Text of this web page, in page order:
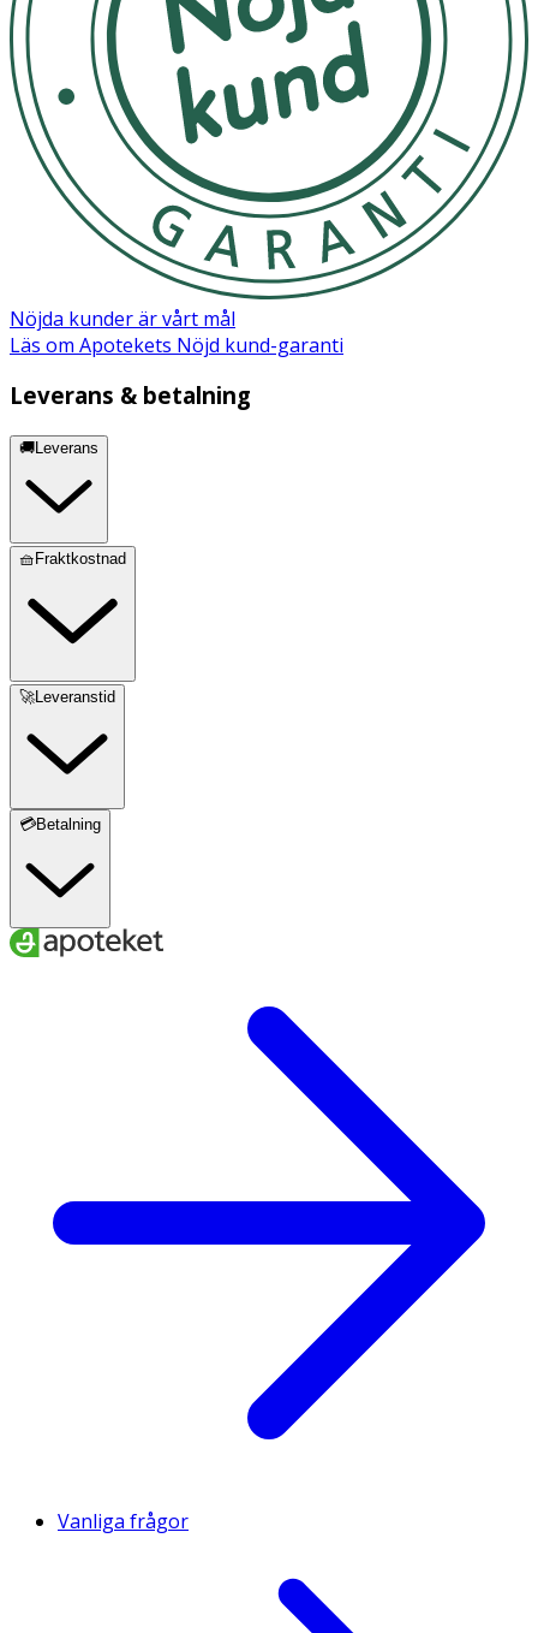
Acid, Urea, PEG-100 Stearate, Cetearyl Alcohol, Hydrated
Silica, Vitis Vinifera Seed Powder, Lactic Acid, Tocopheryl
Acetate, Glyceryl Stearate, Ethylhexylglycerin,
Phenoxyethanol, Limonene, Parfum, Glycolic Acid,
Cellulose Gum, Sodium Lactate, Sodium Cocoyl Apple
Amino Acids, Lavandula Angustifolia Oil, Eucalyptus
Globulus Leaf Oil, Litsea Cubeba Fruit Oil, Citral, Hexylene
Glycol, Linalool, Tetrasodium Glutamate Diacetate.
Fotvårdssalva: Aqua, Paraffinum Liquidum, Glycerin, Urea,
Petrolatum, Glyceryl Stearate, PEG-100 Stearate, Cetyl
Alcohol, Sodium Lactate, Bis-Diglyceryl Polyacyladipate-2,
Cetearyl Alcohol, Gluconolactone, Tocopheryl Acetate,
Panthenol, Pantolactone, Lactic Acid, Sodium
Hyaluronate, Parfum (Eucalyptus Globulus Leaf Oil,
Lavandula Angustifolia Oil, Litsea Cubeba Fruit Oil),
Limonene, Citral, Linalool, Geraniol, Citronellol,
Phenoxyethanol, Ethylhexylglycerin, Citric Acid.
Nöjda kunder är vårt mål
Läs om Apotekets Nöjd kund-garanti
Leverans & betalning
🚚Leverans
🧺Fraktkostnad
🚀Leveranstid
💳Betalning
Vanliga frågor